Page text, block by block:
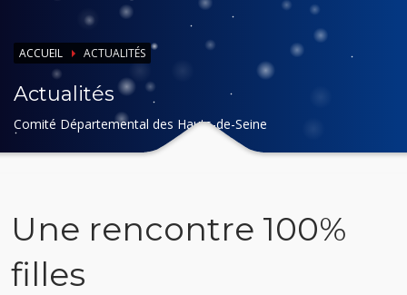
ACCUEIL ACTUALITÉS
Actualités
Comité Départemental des Hauts-de-Seine
Une rencontre 100%
filles